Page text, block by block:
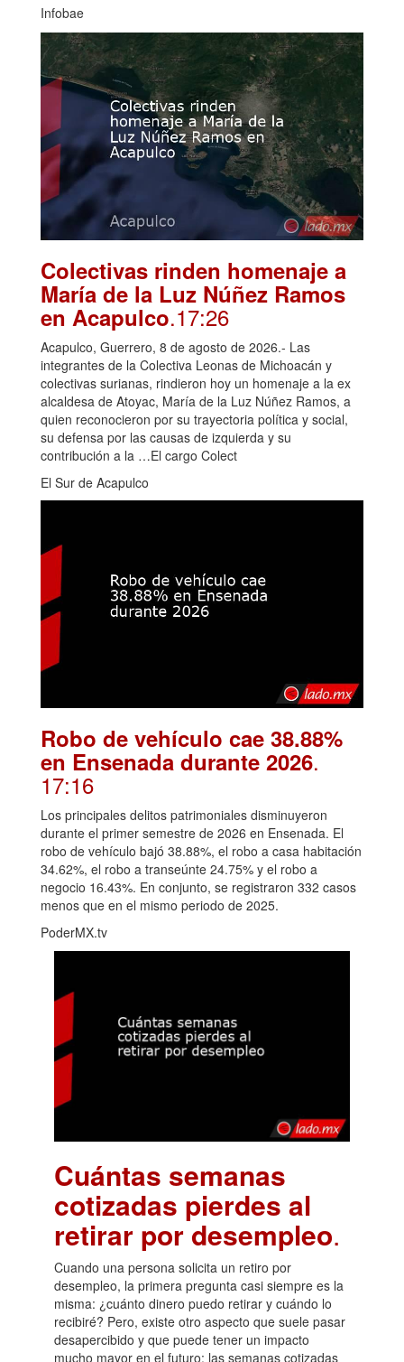
Infobae
Colectivas rinden homenaje a
María de la Luz Núñez Ramos
en Acapulco.17:26
Acapulco, Guerrero, 8 de agosto de 2026.- Las
integrantes de la Colectiva Leonas de Michoacán y
colectivas surianas, rindieron hoy un homenaje a la ex
alcaldesa de Atoyac, María de la Luz Núñez Ramos, a
quien reconocieron por su trayectoria política y social,
su defensa por las causas de izquierda y su
contribución a la …El cargo Colect
El Sur de Acapulco
Robo de vehículo cae 38.88%
en Ensenada durante 2026.
17:16
Los principales delitos patrimoniales disminuyeron
durante el primer semestre de 2026 en Ensenada. El
robo de vehículo bajó 38.88%, el robo a casa habitación
34.62%, el robo a transeúnte 24.75% y el robo a
negocio 16.43%. En conjunto, se registraron 332 casos
menos que en el mismo periodo de 2025.
PoderMX.tv
Cuántas semanas
cotizadas pierdes al
retirar por desempleo.
Cuando una persona solicita un retiro por
desempleo, la primera pregunta casi siempre es la
misma: ¿cuánto dinero puedo retirar y cuándo lo
recibiré? Pero, existe otro aspecto que suele pasar
desapercibido y que puede tener un impacto
mucho mayor en el futuro: las semanas cotizadas